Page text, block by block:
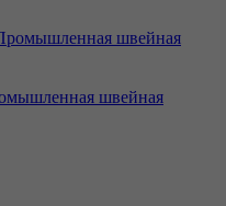
швейная